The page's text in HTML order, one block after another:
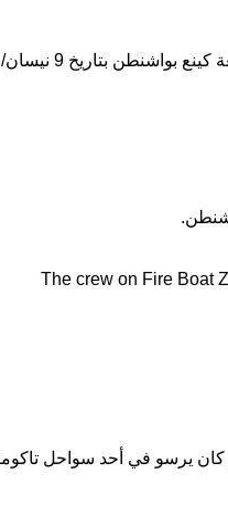
ء في جنوب مقاطعة كينع بواشنطن بتاريخ 9 نيسان/
The crew on Fire Boat